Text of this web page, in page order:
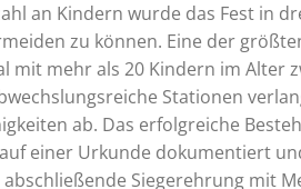
an Kindern wurde das Fest in
zu können. Eine der
mit mehr als 20 Kindern im Alter
Stationen
ab. Das erfolgreiche
einer Urkunde dokumentiert
Siegerehrung mit